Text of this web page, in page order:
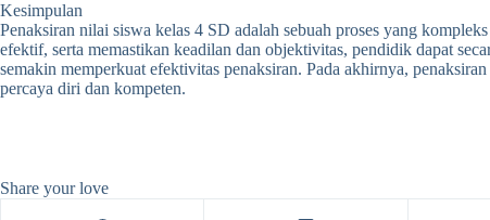
Kesimpulan
Penaksiran nilai siswa kelas 4 SD adalah sebuah proses yang
efektif, serta memastikan keadilan dan objektivitas, pendidik dapat
semakin memperkuat efektivitas penaksiran. Pada akhirnya,
percaya diri dan kompeten.
Share your love